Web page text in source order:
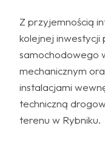
Z przyjemnością
kolejnej inwestycji
samochodowego
mechanicznym
instalacjami
techniczną
terenu w Rybniku.